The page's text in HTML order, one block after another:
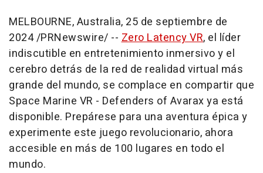
MELBOURNE,Australia, 25 de septiembre de
2024/PRNewswire/ --Zero Latency VR, el líder
indiscutible en entretenimiento inmersivo y el
cerebro detrás de la red de realidad virtual más
grande del mundo, se complace en compartir que
Space Marine VR - Defenders of Avarax ya está
disponible. Prepárese para una aventura épica y
experimente este juego revolucionario, ahora
accesible en más de 100 lugares en todo el
mundo.